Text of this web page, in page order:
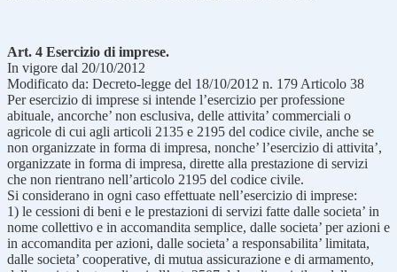
Art. 4 Esercizio di imprese.
In vigore dal 20/10/2012
Modificato da: Decreto-legge del 18/10/2012 n. 179 Articolo 38
Per esercizio di imprese si intende l’esercizio per professione
abituale, ancorche’ non esclusiva, delle attivita’ commerciali o
agricole di cui agli articoli 2135 e 2195 del codice civile, anche se
non organizzate in forma di impresa, nonche’ l’esercizio di attivita’,
organizzate in forma di impresa, dirette alla prestazione di servizi
che non rientrano nell’articolo 2195 del codice civile.
Si considerano in ogni caso effettuate nell’esercizio di imprese:
1) le cessioni di beni e le prestazioni di servizi fatte dalle societa’ in
nome collettivo e in accomandita semplice, dalle societa’ per azioni e
in accomandita per azioni, dalle societa’ a responsabilita’ limitata,
dalle societa’ cooperative, di mutua assicurazione e di armamento,